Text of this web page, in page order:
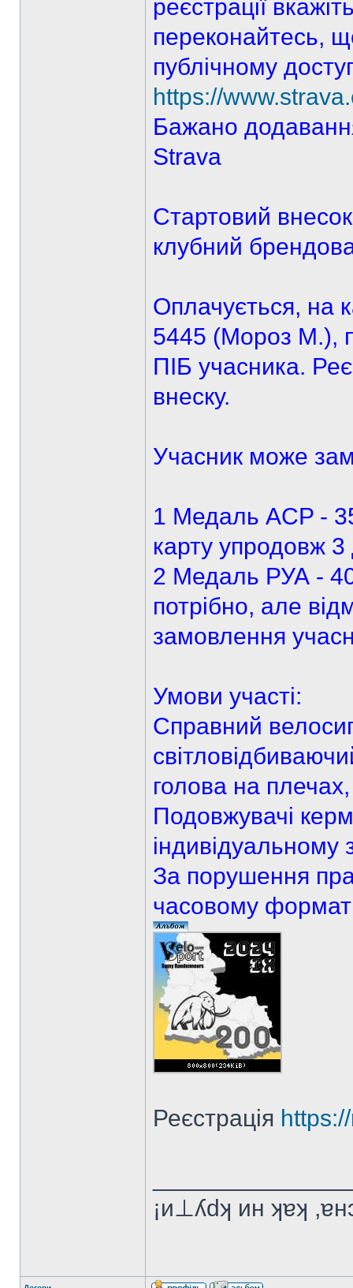
реєстрації
переконайтесь,
публічному
https://
Бажано
Strava
Стартовий
клубний
Оплачується, на
5445 (Мороз М.),
ПІБ учасника.
внеску.
Учасник може
1 Медаль ACP -
карту упродовж 3
2 Медаль РУА -
потрібно, але
замовлення
Умови участі:
Справний
голова на
Подовжувачі
індивідуальному
За порушення
часовому
Реєстрація
¡и⊥ʎdʞ ин ʞɐʞ